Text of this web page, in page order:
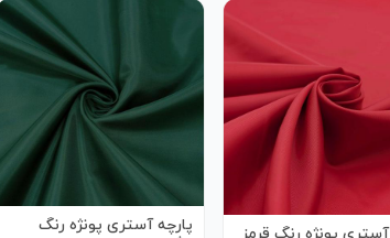
پارچه آستری پونژه رنگ